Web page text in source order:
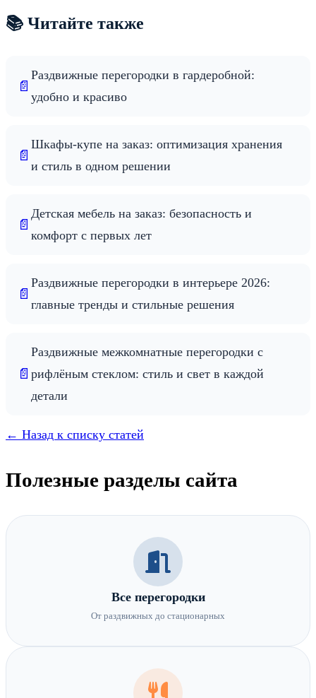
📚 Читайте также
📄
Раздвижные перегородки в гардеробной:
удобно и красиво
📄
Шкафы-купе на заказ: оптимизация хранения
и стиль в одном решении
📄
Детская мебель на заказ: безопасность и
комфорт с первых лет
📄
Раздвижные перегородки в интерьере 2026:
главные тренды и стильные решения
📄
Раздвижные межкомнатные перегородки с
рифлёным стеклом: стиль и свет в каждой
детали
← Назад к списку статей
Полезные разделы сайта
Все перегородки
От раздвижных до стационарных